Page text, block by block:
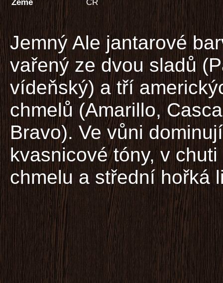
Země
ČR
Jemný Ale jantarové
vařený ze dvou sladů
vídeňský) a tří
chmelů (Amarillo,
Bravo). Ve vůni
kvasnicové tóny, v
chmelu a střední hořká